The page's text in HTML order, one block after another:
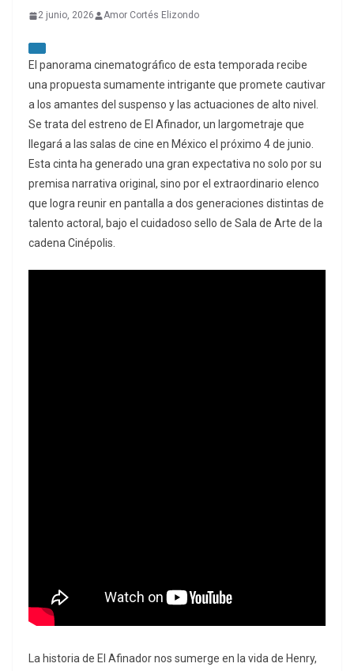
2 junio, 2026 Amor Cortés Elizondo
El panorama cinematográfico de esta temporada recibe
una propuesta sumamente intrigante que promete cautivar
a los amantes del suspenso y las actuaciones de alto nivel.
Se trata del estreno de El Afinador, un largometraje que
llegará a las salas de cine en México el próximo 4 de junio.
Esta cinta ha generado una gran expectativa no solo por su
premisa narrativa original, sino por el extraordinario elenco
que logra reunir en pantalla a dos generaciones distintas de
talento actoral, bajo el cuidadoso sello de Sala de Arte de la
cadena Cinépolis.
La historia de El Afinador nos sumerge en la vida de Henry,